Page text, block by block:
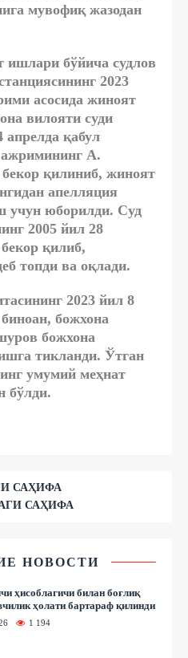
мувофиқ жазодан
ишлари бўйича судлов
2023
асосида жиноят
вилояти суди
апрелда қабул
А.
қилиниб, жиноят
апелляция
учун юборилди. Суд
2005 йил 28
қилиб,
топди ва оқлади.
2023 йил 8
божхона
божхона
тикланди. Ўтган
умумий меҳнат
бўлди.
САҲИФА
САҲИФА
НОВОСТИ
ҳисоблагичи билан боғлиқ
ҳолати бартараф қилинди
1 194